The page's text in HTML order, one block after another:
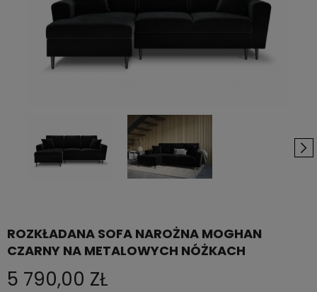
ROZKŁADANA SOFA NAROŻNA MOGHAN
CZARNY NA METALOWYCH NÓŻKACH
5 790,00 ZŁ